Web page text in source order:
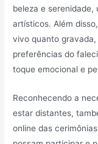
beleza e
artísticos. Além
vivo quanto
preferências do
toque emocional e
Reconhecendo a
estar distantes,
online das